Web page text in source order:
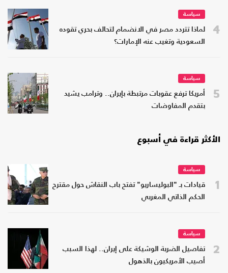
4
سياسة
لماذا تتردد مصر في الانضمام لتحالف بحري تقوده
السعودية وتغيب عنه الإمارات؟
5
سياسة
أمريكا ترفع عقوبات مرتبطة بإيران.. وترامب يشيد
بتقدم المفاوضات
الأكثر قراءة في أسبوع
1
سياسة
قيادات بـ "البوليساريو" تفتح باب النقاش حول مقترح
الحكم الذاتي المغربي
2
سياسة
تفاصيل الضربة الوشيكة على إيران.. لهذا السبب
أصيب الأمريكيون بالذهول